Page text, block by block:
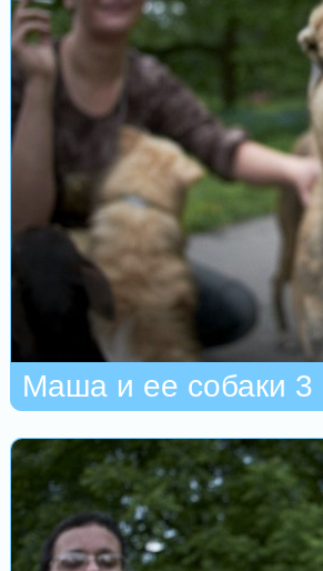
Маша и ее собаки 3